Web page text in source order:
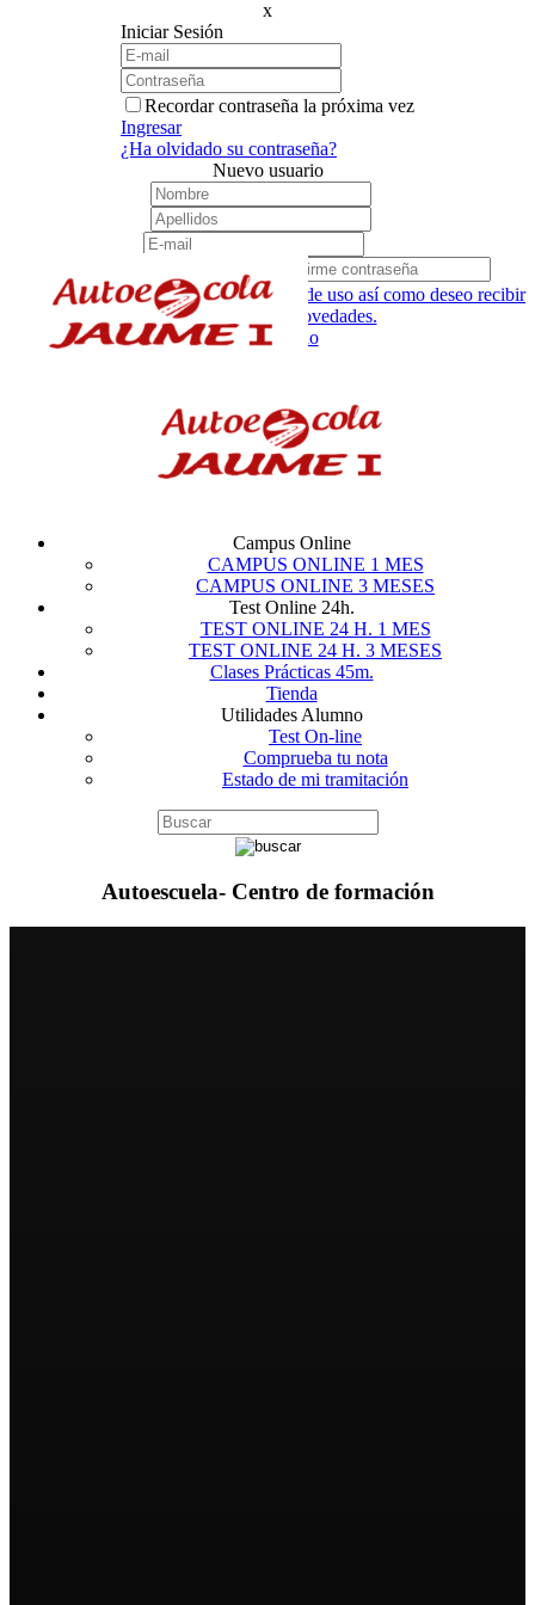
x
Iniciar Sesión
Recordar contraseña la próxima vez
Ingresar
¿Ha olvidado su contraseña?
Nuevo usuario
He leído y acepto las condiciones de uso así como deseo recibir
newsletters sobre novedades.
Crear usuario
Campus Online
CAMPUS ONLINE 1 MES
CAMPUS ONLINE 3 MESES
Test Online 24h.
TEST ONLINE 24 H. 1 MES
TEST ONLINE 24 H. 3 MESES
Clases Prácticas 45m.
Tienda
Utilidades Alumno
Test On-line
Comprueba tu nota
Estado de mi tramitación
Autoescuela- Centro de formación